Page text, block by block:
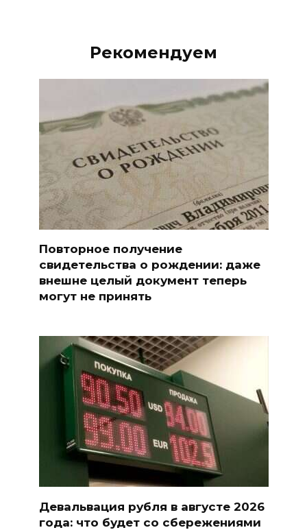
Рекомендуем
Повторное получение
свидетельства о рождении: даже
внешне целый документ теперь
могут не принять
Девальвация рубля в августе 2026
года: что будет со сбережениями